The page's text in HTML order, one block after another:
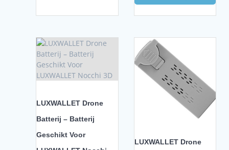
LUXWALLET Drone
Batterij – Batterij
Geschikt Voor
LUXWALLET Drone